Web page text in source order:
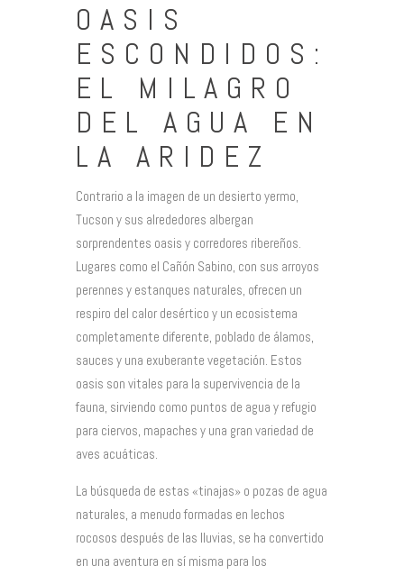
OASIS
ESCONDIDOS:
EL MILAGRO
DEL AGUA EN
LA ARIDEZ
Contrario a la imagen de un desierto yermo,
Tucson y sus alrededores albergan
sorprendentes oasis y corredores ribereños.
Lugares como el Cañón Sabino, con sus arroyos
perennes y estanques naturales, ofrecen un
respiro del calor desértico y un ecosistema
completamente diferente, poblado de álamos,
sauces y una exuberante vegetación. Estos
oasis son vitales para la supervivencia de la
fauna, sirviendo como puntos de agua y refugio
para ciervos, mapaches y una gran variedad de
aves acuáticas.
La búsqueda de estas «tinajas» o pozas de agua
naturales, a menudo formadas en lechos
rocosos después de las lluvias, se ha convertido
en una aventura en sí misma para los